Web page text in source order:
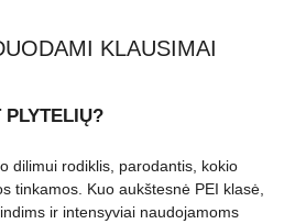
KLAUSIMAI
dilimui rodiklis, parodantis, kokio
tinkamos. Kuo aukštesnė PEI klasė,
ir intensyviai naudojamoms